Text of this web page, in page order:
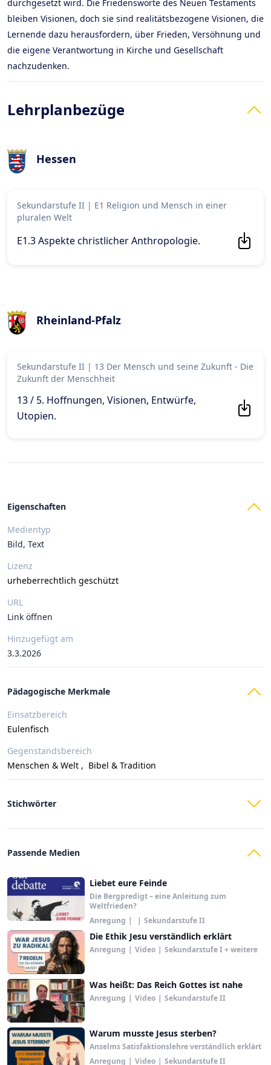
durchgesetzt wird. Die Friedensworte des Neuen Testaments
bleiben Visionen, doch sie sind realitätsbezogene Visionen, die
Lernende dazu herausfordern, über Frieden, Versöhnung und
die eigene Verantwortung in Kirche und Gesellschaft
nachzudenken.
Lehrplanbezüge
Hessen
Sekundarstufe II | E1 Religion und Mensch in einer
pluralen Welt
E1.3 Aspekte christlicher Anthropologie.
Rheinland-Pfalz
Sekundarstufe II | 13 Der Mensch und seine Zukunft - Die
Zukunft der Menschheit
13 / 5. Hoffnungen, Visionen, Entwürfe,
Utopien.
Eigenschaften
Medientyp
Bild, Text
Lizenz
urheberrechtlich geschützt
URL
Link öffnen
Hinzugefügt am
3.3.2026
Pädagogische Merkmale
Einsatzbereich
Eulenfisch
Gegenstandsbereich
Menschen & Welt , Bibel & Tradition
Stichwörter
Passende Medien
Liebet eure Feinde
Die Bergpredigt – eine Anleitung zum
Weltfrieden?
Anregung | | Sekundarstufe II
Die Ethik Jesu verständlich erklärt
Anregung | Video | Sekundarstufe I + weitere
Was heißt: Das Reich Gottes ist nahe
Anregung | Video | Sekundarstufe II
Warum musste Jesus sterben?
Anselms Satisfaktionslehre verständlich erklärt
Anregung | Video | Sekundarstufe II